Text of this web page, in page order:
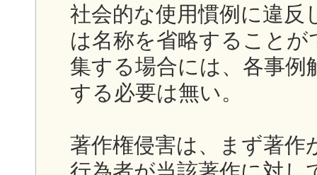
社会的な使用慣例に違反
は名称を省略すること
集する場合には、各事例
する必要は無い。
著作権侵害は、まず著作